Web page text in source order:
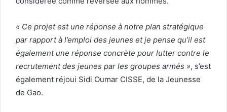
« Ce projet est une réponse à notre plan stratégique
par rapport à l’emploi des jeunes et je pense qu’il est
également une réponse concrète pour lutter contre le
recrutement des jeunes par les groupes armés », s’est
également réjoui Sidi Oumar CISSE, de la Jeunesse
de Gao.